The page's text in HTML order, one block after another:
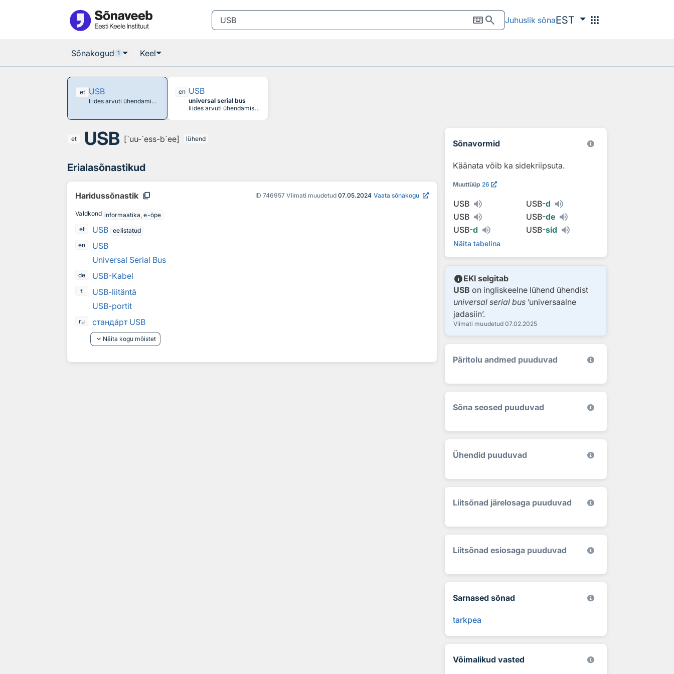
keyboardsearch Juhuslik sõnaEST apps
Sõnakogud 1 Keel
et USB
liides arvuti ühendamiseks välisseadmetega
en USB
universal serial bus
liides arvuti ühendamiseks välisseadmetega
et USB [`uu-`ess-b`ee] lühend
Erialasõnastikud
Haridussõnastik content_copy ID 746957 Viimati muudetud 07.05.2024 Vaata sõnakogu
Valdkond informaatika, e-õpe
et
USB
eelistatud
en
USB
Universal Serial Bus
de USB-Kabel
fi
USB-liitäntä
USB-portit
ru стандарт USB
keyboard_arrow_down Näita kogu mõistet
Sõnavormid
Käänata võib ka sidekriipsuta.
Muuttüüp 26
USB USB-d
USB
USB-de
USB-d USB-sid
Näita tabelina
infoEKI selgitab
USB on ingliskeelne lühend ühendist
universal serial bus ’universaalne
jadasiin’.
Viimati muudetud 07.02.2025
Päritolu andmed puuduvad
Sõna seosed puuduvad
Ühendid puuduvad
Liitsõnad järelosaga puuduvad
Liitsõnad esiosaga puuduvad
Sarnased sõnad
tarkpea
Võimalikud vasted